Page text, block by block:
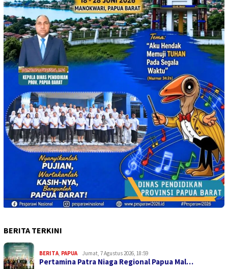
BERITA TERKINI
BERITA PAPUA Jumat, 7 Agustus 2026, 18:59
Pertamina Patra Niaga Regional Papua Mal…